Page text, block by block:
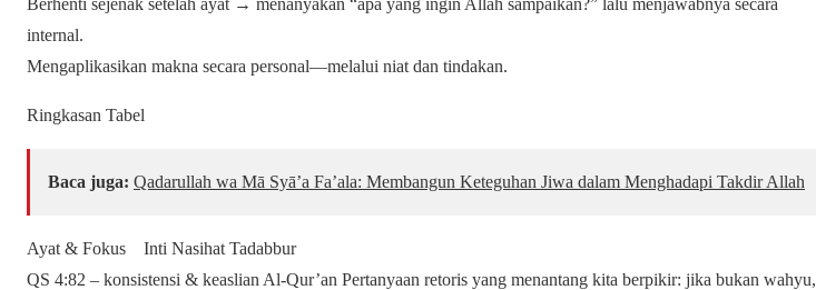
internal.
Mengaplikasikan makna secara personal—melalui niat dan tindakan.
Ringkasan Tabel
Baca juga: Qadarullah wa Mā Syā’a Fa’ala: Membangun Keteguhan Jiwa dalam Menghadapi Takdir Allah
Ayat & Fokus Inti Nasihat Tadabbur
QS 4:82 – konsistensi & keaslian Al‑Qur’an Pertanyaan retoris yang menantang kita berpikir: jika bukan wahyu,